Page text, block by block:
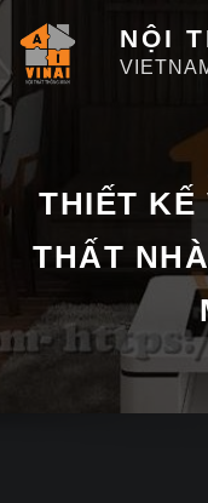
NỘI
THIẾT KẾ
THẤT